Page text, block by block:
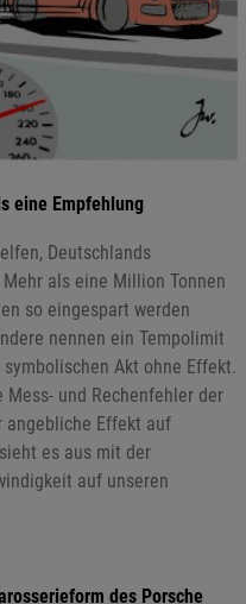
eine Empfehlung
Deutschlands
als eine Million Tonnen
so eingespart werden
nennen ein Tempolimit
Akt ohne Effekt.
und Rechenfehler der
angebliche Effekt auf
es aus mit der
auf unseren
des Porsche